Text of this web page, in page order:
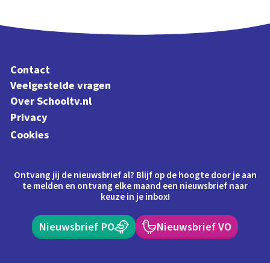
Contact
Veelgestelde vragen
Over Schooltv.nl
Privacy
Cookies
Ontvang jij de nieuwsbrief al? Blijf op de hoogte door je aan
te melden en ontvang elke maand een nieuwsbrief naar
keuze in je inbox!
Nieuwsbrief PO Nieuwsbrief VO